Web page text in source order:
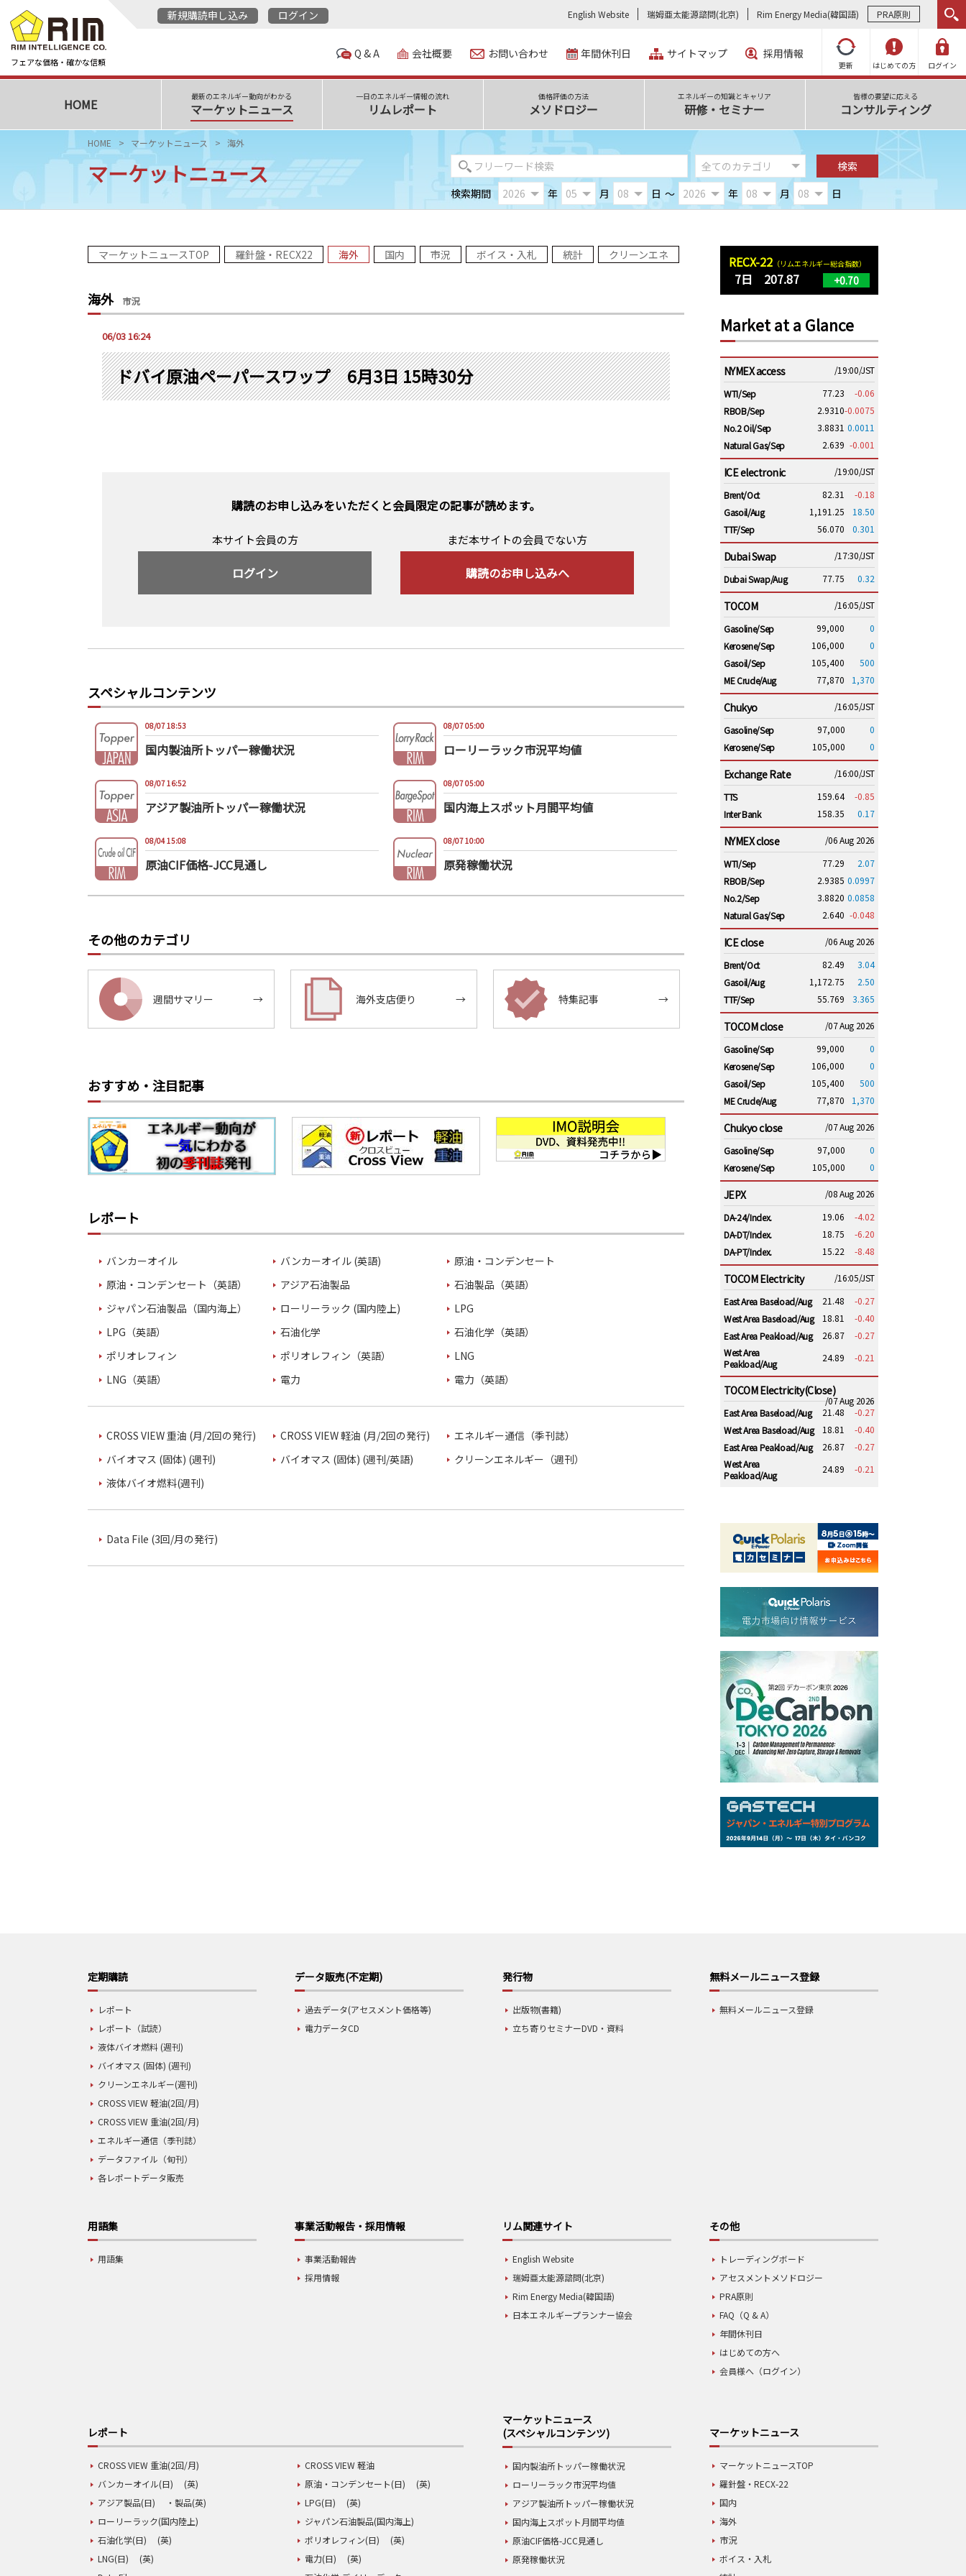
フェアな価格・確かな信頼
新規購読申し込み ログイン English Website 瑞姆亜太能源諮問(北京) Rim Energy Media(韓国語) PRA原則
更新 はじめての方 ログイン
Q & A 会社概要 お問い合わせ 年間休刊日 サイトマップ 採用情報
HOME 最新のエネルギー動向がわかる
マーケットニュース
一日のエネルギー情報の流れ
リムレポート
価格評価の方法
メソドロジー
エネルギーの知識とキャリア
研修・セミナー
皆様の要望に応える
コンサルティング
HOME マーケットニュース 海外
マーケットニュース
検索期間 年 月 日 ～ 年 月 日
マーケットニュースTOP 羅針盤・RECX22 海外 国内 市況 ボイス・入札 統計 クリーンエネ
海外 市況
06/03 16:24
ドバイ原油ペーパースワップ 6月3日 15時30分
購読のお申し込みをいただくと会員限定の記事が読めます。
本サイト会員の方
ログイン
まだ本サイトの会員でない方
購読のお申し込みへ
スペシャルコンテンツ
08/07 18:53
国内製油所トッパー稼働状況
08/07 05:00
ローリーラック市況平均値
08/07 16:52
アジア製油所トッパー稼働状況
08/07 05:00
国内海上スポット月間平均値
08/04 15:08
原油CIF価格-JCC見通し
08/07 10:00
原発稼働状況
その他のカテゴリ
週間サマリー → 海外支店便り → 特集記事 →
おすすめ・注目記事
レポート
バンカーオイル バンカーオイル (英語)
原油・コンデンセート
原油・コンデンセート（英語）
アジア石油製品
石油製品（英語）
ジャパン石油製品（国内海上）
ローリーラック (国内陸上)
LPG
LPG（英語）
石油化学
石油化学（英語）
ポリオレフィン
ポリオレフィン（英語）
LNG
LNG（英語）
電力 電力（英語）
CROSS VIEW 重油 (月/2回の発行) CROSS VIEW 軽油 (月/2回の発行)
エネルギー通信（季刊誌）
バイオマス (固体) (週刊)
バイオマス (固体) (週刊/英語)
クリーンエネルギー（週刊）
液体バイオ燃料(週刊)
Data File (3回/月の発行)
RECX-22 （リムエネルギー総合指数）
7日 207.87 +0.70
Market at a Glance
NYMEX access
/19:00/JST
WTI/Sep
77.23
-0.06
RBOB/Sep
2.9310-0.0075
No.2 Oil/Sep
3.8831 0.0011
Natural Gas/Sep
2.639 -0.001
ICE electronic
/19:00/JST
Brent/Oct
82.31
-0.18
Gasoil/Aug
1,191.25
18.50
TTF/Sep
56.070 0.301
Dubai Swap
/17:30/JST
Dubai Swap/Aug
77.75 0.32
TOCOM
/16:05/JST
Gasoline/Sep
99,000
0
Kerosene/Sep
106,000
0
Gasoil/Sep
105,400
500
ME Crude/Aug
77,870 1,370
Chukyo
/16:05/JST
Gasoline/Sep
97,000
0
Kerosene/Sep
105,000 0
Exchange Rate
/16:00/JST
TTS
159.64
-0.85
Inter Bank
158.35 0.17
NYMEX close
/06 Aug 2026
WTI/Sep
77.29
2.07
RBOB/Sep
2.9385 0.0997
No.2/Sep
3.8820 0.0858
Natural Gas/Sep
2.640 -0.048
ICE close
/06 Aug 2026
Brent/Oct
82.49
3.04
Gasoil/Aug
1,172.75
2.50
TTF/Sep
55.769 3.365
TOCOM close
/07 Aug 2026
Gasoline/Sep
99,000
0
Kerosene/Sep
106,000
0
Gasoil/Sep
105,400
500
ME Crude/Aug
77,870 1,370
Chukyo close
/07 Aug 2026
Gasoline/Sep
97,000
0
Kerosene/Sep
105,000 0
JEPX
/08 Aug 2026
DA-24/Index.
19.06
-4.02
DA-DT/Index.
18.75
-6.20
DA-PT/Index.
15.22 -8.48
TOCOM Electricity
/16:05/JST
East Area Baseload/Aug
21.48
-0.27
West Area Baseload/Aug
18.81
-0.40
East Area Peakload/Aug
26.87
-0.27
West Area
Peakload/Aug
24.89 -0.21
TOCOM Electricity(Close)
/07 Aug 2026
East Area Baseload/Aug
21.48
-0.27
West Area Baseload/Aug
18.81
-0.40
East Area Peakload/Aug
26.87
-0.27
West Area
Peakload/Aug
24.89 -0.21
定期購読
レポート
レポート（試読）
液体バイオ燃料 (週刊)
バイオマス (固体) (週刊)
クリーンエネルギー(週刊)
CROSS VIEW 軽油(2回/月)
CROSS VIEW 重油(2回/月)
エネルギー通信（季刊誌）
データファイル（旬刊）
各レポートデータ販売
データ販売(不定期)
過去データ(アセスメント価格等)
電力データCD
発行物
出版物(書籍)
立ち寄りセミナーDVD・資料
無料メールニュース登録
無料メールニュース登録
用語集
用語集
事業活動報告・採用情報
事業活動報告
採用情報
リム関連サイト
English Website
瑞姆亜太能源諮問(北京)
Rim Energy Media(韓国語)
日本エネルギープランナー協会
その他
トレーディングボード
アセスメントメソドロジー
PRA原則
FAQ（Q & A）
年間休刊日
はじめての方へ
会員様へ（ログイン）
レポート
CROSS VIEW 重油(2回/月)
CROSS VIEW 軽油
バンカーオイル(日)
(英) 原油・コンデンセート(日)
(英)
アジア製品(日)
・製品(英) LPG(日)
(英)
ローリーラック(国内陸上)
ジャパン石油製品(国内海上)
石油化学(日)
(英) ポリオレフィン(日)
(英)
LNG(日)
(英) 電力(日)
(英)
マーケットニュース
(スペシャルコンテンツ)
国内製油所トッパー稼働状況
ローリーラック市況平均値
アジア製油所トッパー稼働状況
国内海上スポット月間平均値
原油CIF価格-JCC見通し
原発稼働状況
マーケットニュース
マーケットニュースTOP
羅針盤・RECX-22
国内
海外
市況
ボイス・入札